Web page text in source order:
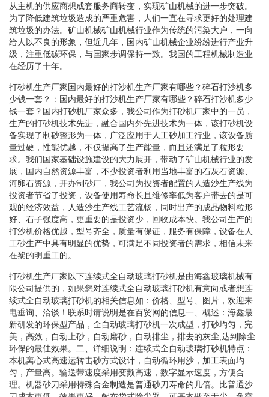
从主机的供应商想成套服务商转变，实现矿山机械的进一步突破。
为了降低建筑垃圾造成的严重危害，人们一直在寻求更好的处理建
筑垃圾的办法。矿山机械矿山机械行业作为传统的污染大户，一向
给人以不良的形象，但近几年，国内矿山机械企业纷纷进行产业升
级，注重低碳环保，与国家步调保持一致。我国的工程机械制造业
在经历了十年。
打砂机生产厂家国内最好的打沙机生产厂家有哪些？碎石打沙机多
少钱一套？：国内最好的打沙机生产厂家有哪些？碎石打沙机多少
钱一套？国内打砂机厂家众多，我公司作为打砂机厂家中的一员，
生产的打砂机技术先进，融合国内外先进技术为一体，该打砂机设
备实现了制砂整形为一体，广泛应用于人工砂加工行业，该设备质
量过硬，性能优越，不仅提高了生产能量，而且还满足了粒形要
求。我们国家基础设施建设的大力展开，带动了矿山机械行业的发
展，国内自然资源丰富，不少投资者利用当地丰富的石灰石资源、
河卵石资源，开办制砂厂，我公司为投资者配置的人造沙生产线为
投资者节省了投资，设备使用寿命长且维修率低为客户带去的是可
观的经济效益，人造沙生产线工艺流畅，同时出产的成品物料粒形
好、石子强度高，更重要的是投资少，回收成本快。我公司生产的
打沙机价格优越，型号齐全，质量有保证，服务有保障，设备在人
工砂生产中具有明显的优势，可满足不同投资者的需求，相信未来
在黎的明重工的。
打砂机生产厂家以下连续式全自动玻璃打砂机是由海鑫玻璃机械有
限公司提供的，如果您对连续式全自动玻璃打砂机有意向或者想连
续式全自动玻璃打砂机的相关信息如：价格、型号、图片，欢迎来
电垂询、洽谈！联系时请说明是在百贸网的信息一、概述：海鑫最
新研发的环保型产品，全自动玻璃打砂机一次成型，打砂均匀，完
美，高效，自动上砂，自动磨砂，自动排尘，排去的灰尘,达到除尘
环保的最佳效果。二、详细说明：连续式全自动玻璃打砂机特点：
本机离心式高速运转击砂方式设计，自动循环用沙，加工表面均
匀，产量高。输送带速度采用变频高速，数字显示速度，方便合
理。机器砂刀采用特殊合金制造是普通砂刀寿命的几倍。比普通沙